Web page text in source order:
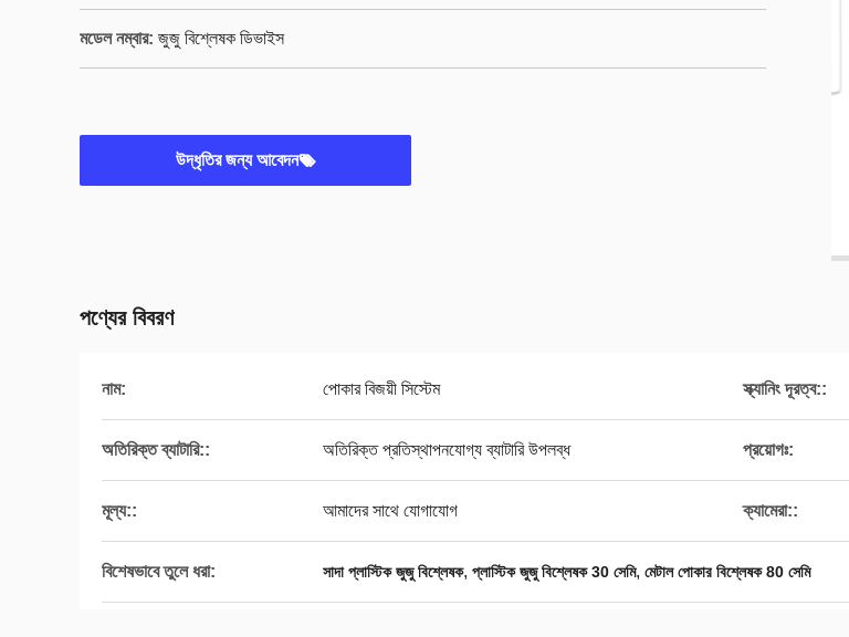
মডেল নম্বার: জুজু বিশ্লেষক ডিভাইস
উদ্ধৃতির জন্য আবেদন
পণ্যের বিবরণ
নাম: পোকার বিজয়ী সিস্টেম স্ক্যানিং দূরত্ব::
অতিরিক্ত ব্যাটারি:: অতিরিক্ত প্রতিস্থাপনযোগ্য ব্যাটারি উপলব্ধ প্রয়োগঃ:
মূল্য:: আমাদের সাথে যোগাযোগ ক্যামেরা::
বিশেষভাবে তুলে ধরা: সাদা প্লাস্টিক জুজু বিশ্লেষক, প্লাস্টিক জুজু বিশ্লেষক 30 সেমি, মেটাল পোকার বিশ্লেষক 80 সেমি